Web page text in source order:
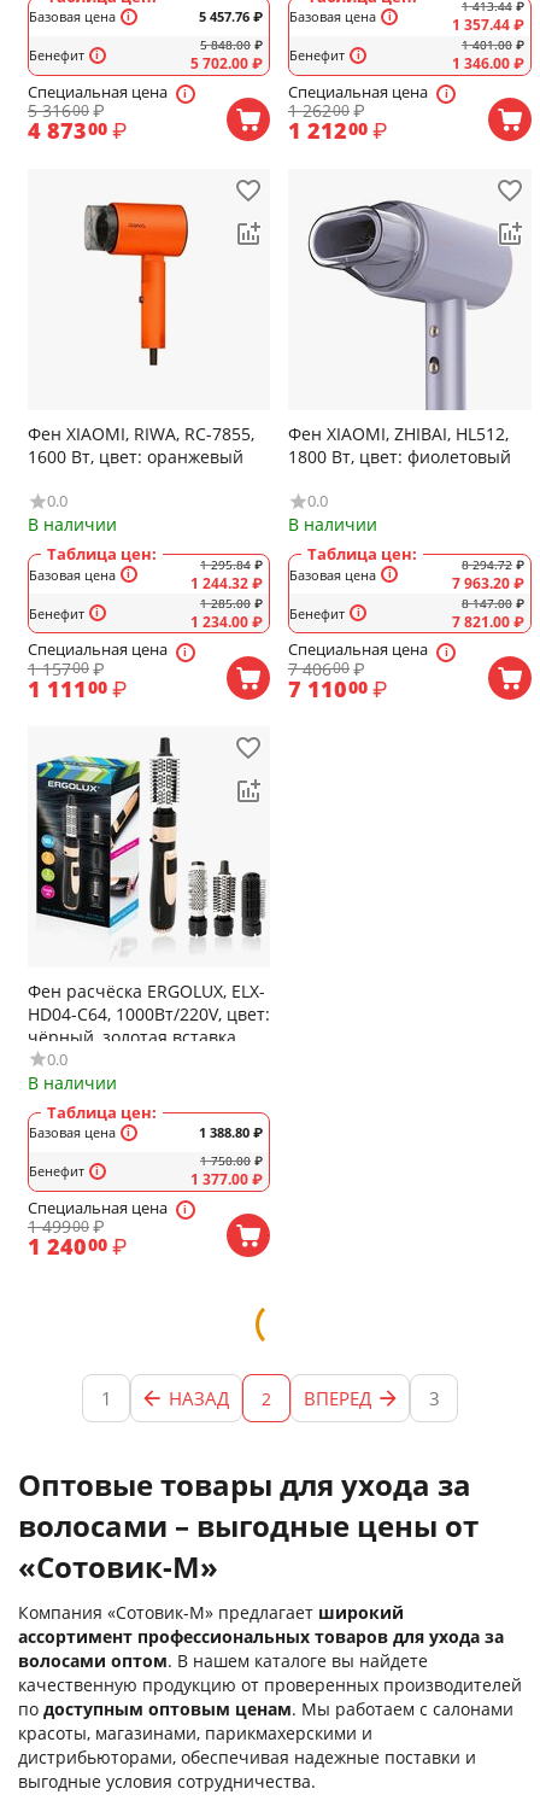
Базовая цена
Бенефит
5 457.76 ₽
5 848.00 ₽
5 702.00₽
Специальная цена
5 31600 ₽
4 87300 ₽
Базовая цена
Бенефит
1 413.44 ₽
1 357.44₽
1 401.00 ₽
1 346.00₽
Специальная цена
1 26200₽
1 21200 ₽
Фен XIAOMI, RIWA, RC-7855,
1600 Вт, цвет: оранжевый
0.0
В наличии
Таблица цен:
Базовая цена
Бенефит
1 295.84 ₽
1 244.32₽
1 285.00 ₽
1 234.00₽
Специальная цена
1 15700 ₽
1 11100 ₽
Фен XIAOMI, ZHIBAI, HL512,
1800 Вт, цвет: фиолетовый
0.0
В наличии
Таблица цен:
Базовая цена
Бенефит
8 294.72 ₽
7 963.20₽
8 147.00 ₽
7 821.00₽
Специальная цена
7 40600₽
7 11000 ₽
Фен расчёска ERGOLUX, ELX-
HD04-C64, 1000Вт/220V, цвет:
чёрный, золотая вставка
0.0
В наличии
Таблица цен:
Базовая цена
Бенефит
1 388.80 ₽
1 750.00 ₽
1 377.00₽
Специальная цена
1 49900 ₽
1 24000 ₽
1 НАЗАД 2 ВПЕРЕД 3
Оптовые товары для ухода за
волосами – выгодные цены от
«Сотовик-М»
Компания «Сотовик-М» предлагает широкий
ассортимент профессиональных товаров для ухода за
волосами оптом. В нашем каталоге вы найдете
качественную продукцию от проверенных производителей
по доступным оптовым ценам. Мы работаем с салонами
красоты, магазинами, парикмахерскими и
дистрибьюторами, обеспечивая надежные поставки и
выгодные условия сотрудничества.